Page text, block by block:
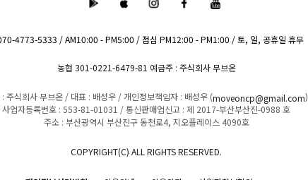
4773-5333 / AM10:00 - PM5:00 / 점심 PM12:00 - PM1:00 / 토, 일, 공휴일 휴무
농협 301-0221-6479-81 예금주 : 주식회사 무브온
주식회사 무브온 / 대표 : 배성우 /개인정보책임자 : 배성우 (moveoncp@gmail.com)
사업자등록번호 : 553-81-01031 /통신판매업신고 : 제 2017-부산부산진-0988 호
주소 : 부산광역시 부산진구 동천로4, 지오플레이스 4090호
COPYRIGHT(C) ALL RIGHTS RESERVED.